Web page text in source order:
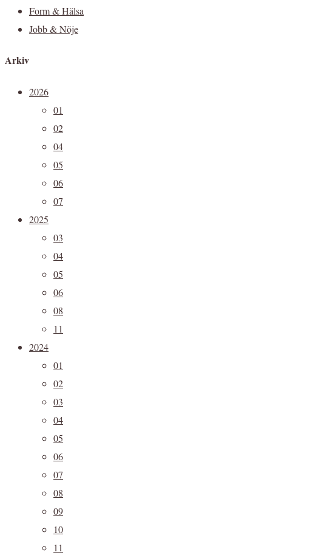
Form & Hälsa
Jobb & Nöje
Arkiv
2026
01
02
04
05
06
07
2025
03
04
05
06
08
11
2024
01
02
03
04
05
06
07
08
09
10
11